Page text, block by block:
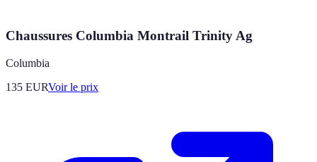
Chaussures Columbia Montrail Trinity Ag
Columbia
135 EURVoir le prix